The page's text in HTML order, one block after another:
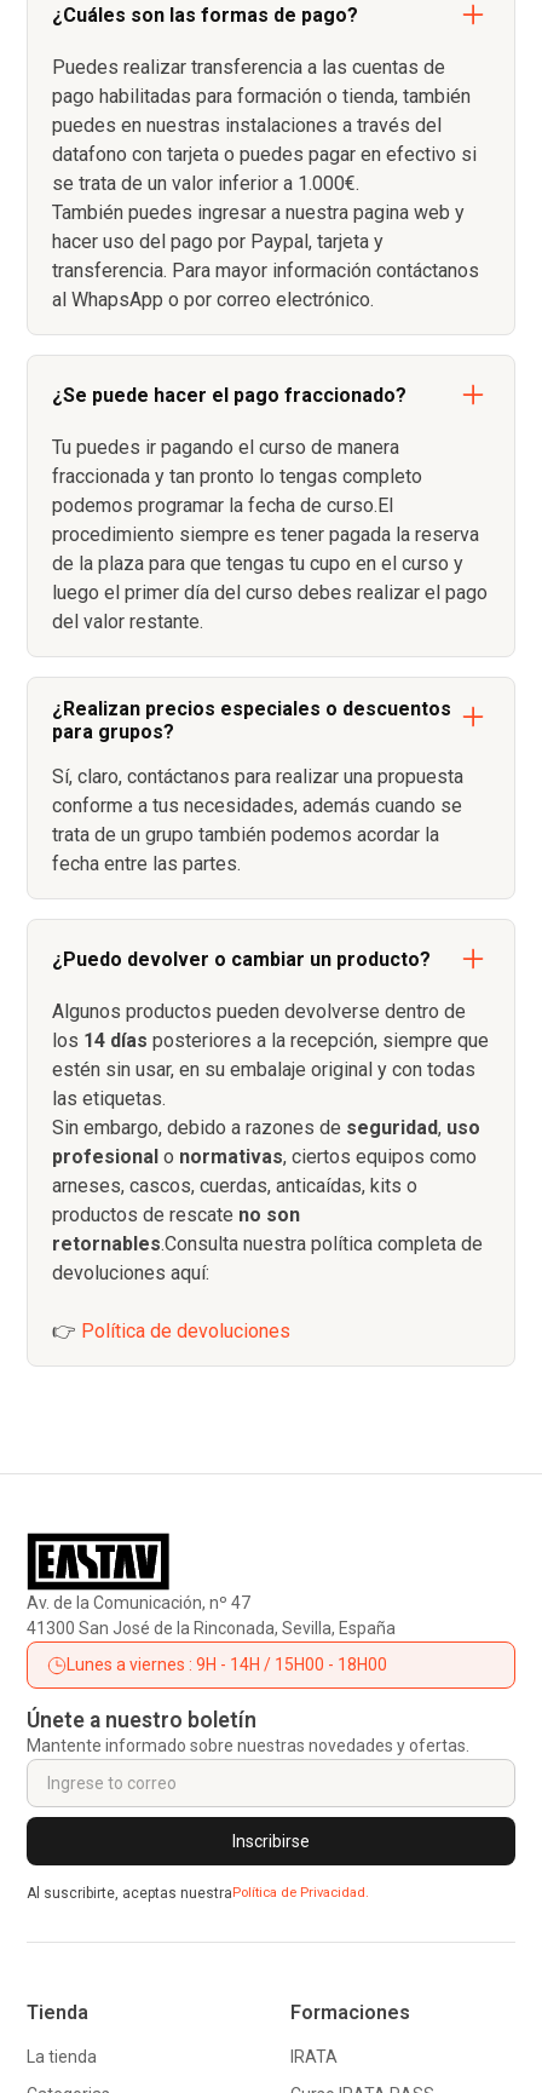
¿Cuáles son las formas de pago?
Puedes realizar transferencia a las cuentas de
pago habilitadas para formación o tienda, también
puedes en nuestras instalaciones a través del
datafono con tarjeta o puedes pagar en efectivo si
se trata de un valor inferior a 1.000€.
También puedes ingresar a nuestra pagina web y
hacer uso del pago por Paypal, tarjeta y
transferencia. Para mayor información contáctanos
al WhapsApp o por correo electrónico.
¿Se puede hacer el pago fraccionado?
Tu puedes ir pagando el curso de manera
fraccionada y tan pronto lo tengas completo
podemos programar la fecha de curso.El
procedimiento siempre es tener pagada la reserva
de la plaza para que tengas tu cupo en el curso y
luego el primer día del curso debes realizar el pago
del valor restante.
¿Realizan precios especiales o descuentos
para grupos?
Sí, claro, contáctanos para realizar una propuesta
conforme a tus necesidades, además cuando se
trata de un grupo también podemos acordar la
fecha entre las partes.
¿Puedo devolver o cambiar un producto?
Algunos productos pueden devolverse dentro de
los 14 días posteriores a la recepción, siempre que
estén sin usar, en su embalaje original y con todas
las etiquetas.
Sin embargo, debido a razones de seguridad, uso
profesional o normativas, ciertos equipos como
arneses, cascos, cuerdas, anticaídas, kits o
productos de rescate no son
retornables.Consulta nuestra política completa de
devoluciones aquí:
👉 Política de devoluciones
Av. de la Comunicación, nº 47
41300 San José de la Rinconada, Sevilla, España
Lunes a viernes : 9H - 14H / 15H00 - 18H00
Únete a nuestro boletín
Mantente informado sobre nuestras novedades y ofertas.
Al suscribirte, aceptas nuestra Política de Privacidad.
Tienda
La tienda
Formaciones
IRATA